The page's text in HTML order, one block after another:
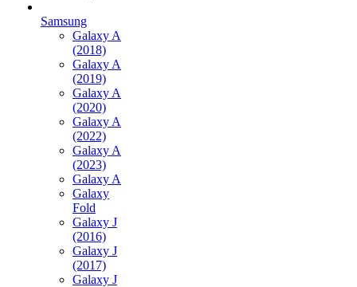
Samsung
Galaxy A
(2018)
Galaxy A
(2019)
Galaxy A
(2020)
Galaxy A
(2022)
Galaxy A
(2023)
Galaxy A
Galaxy
Fold
Galaxy J
(2016)
Galaxy J
(2017)
Galaxy J